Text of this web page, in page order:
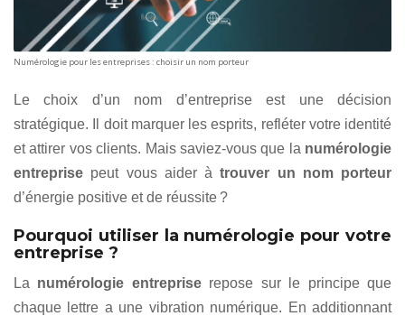
Numérologie pour les entreprises : choisir un nom porteur
Le choix d’un nom d’entreprise est une décision
stratégique. Il doit marquer les esprits, refléter votre identité
et attirer vos clients. Mais saviez-vous que la numérologie
entreprise peut vous aider àtrouver un nom porteur
d’énergie positive et de réussite ?
Pourquoi utiliser la numérologie pour votre
entreprise ?
La numérologie entrepriserepose sur le principe que
chaque lettre a une vibration numérique. En additionnant